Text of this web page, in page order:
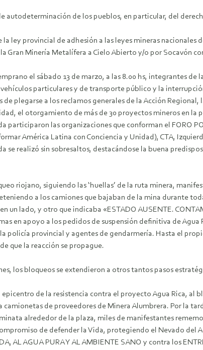
autodeterminación de los pueblos, en particular, del
ley provincial de adhesión a las leyes mineras nacionales
Gran Minería Metalífera a Cielo Abierto y/o por Socavón
el sábado 13 de marzo, a las 8.00 hs, integrantes
particulares y de transporte público y la
de plegarse a los reclamos generales de la Acción
el otorgamiento de más de 30 proyectos mineros en la
participaron las organizaciones que conforman el FORO
América Latina con Conciencia y Unidad), CTA,
se realizó sin sobresaltos, destacándose la buena
riojano, siguiendo las ‘huellas’ de la ruta minera,
a los camiones que bajaban de la mina durante
en un lado, y otro que indicaba «ESTADO AUSENTE.
en apoyo a los pedidos de suspensión definitiva de
policía provincial y agentes de gendarmería. Hasta el
que la reacción se propague.
los bloqueos se extendieron a otros tantos pasos
de la resistencia contra el proyecto Agua Rica, al
camionetas de proveedores de Minera Alumbrera. Por la
alrededor de la plaza, miles de manifestantes
de defender la Vida, protegiendo el Nevado del
AL AGUA PURA Y AL AMBIENTE SANO y contra los